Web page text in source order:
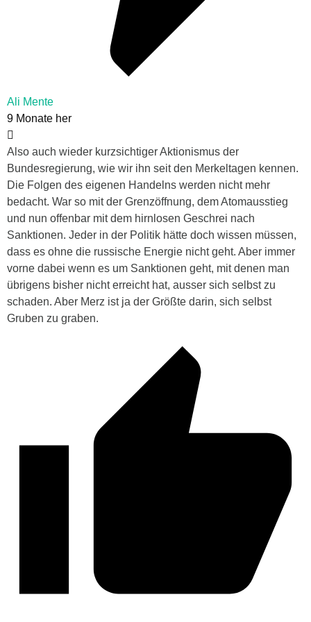
Ali Mente
9 Monate her
Also auch wieder kurzsichtiger Aktionismus der
Bundesregierung, wie wir ihn seit den Merkeltagen kennen.
Die Folgen des eigenen Handelns werden nicht mehr
bedacht. War so mit der Grenzöffnung, dem Atomausstieg
und nun offenbar mit dem hirnlosen Geschrei nach
Sanktionen. Jeder in der Politik hätte doch wissen müssen,
dass es ohne die russische Energie nicht geht. Aber immer
vorne dabei wenn es um Sanktionen geht, mit denen man
übrigens bisher nicht erreicht hat, ausser sich selbst zu
schaden. Aber Merz ist ja der Größte darin, sich selbst
Gruben zu graben.